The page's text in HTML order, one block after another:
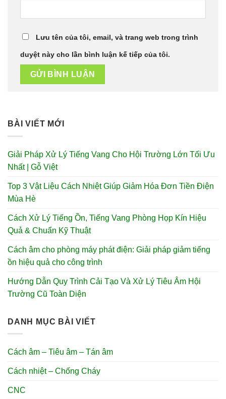
Lưu tên của tôi, email, và trang web trong trình
duyệt này cho lần bình luận kế tiếp của tôi.
BÀI VIẾT MỚI
Giải Pháp Xử Lý Tiếng Vang Cho Hội Trường Lớn Tối Ưu
Nhất | Gỗ Việt
Top 3 Vật Liệu Cách Nhiệt Giúp Giảm Hóa Đơn Tiền Điện
Mùa Hè
Cách Xử Lý Tiếng Ồn, Tiếng Vang Phòng Họp Kín Hiệu
Quả & Chuẩn Kỹ Thuật
Cách âm cho phòng máy phát điện: Giải pháp giảm tiếng
ồn hiệu quả cho công trình
Hướng Dẫn Quy Trình Cải Tạo Và Xử Lý Tiêu Âm Hội
Trường Cũ Toàn Diện
DANH MỤC BÀI VIẾT
Cách âm – Tiêu âm – Tán âm
Cách nhiệt – Chống Cháy
CNC